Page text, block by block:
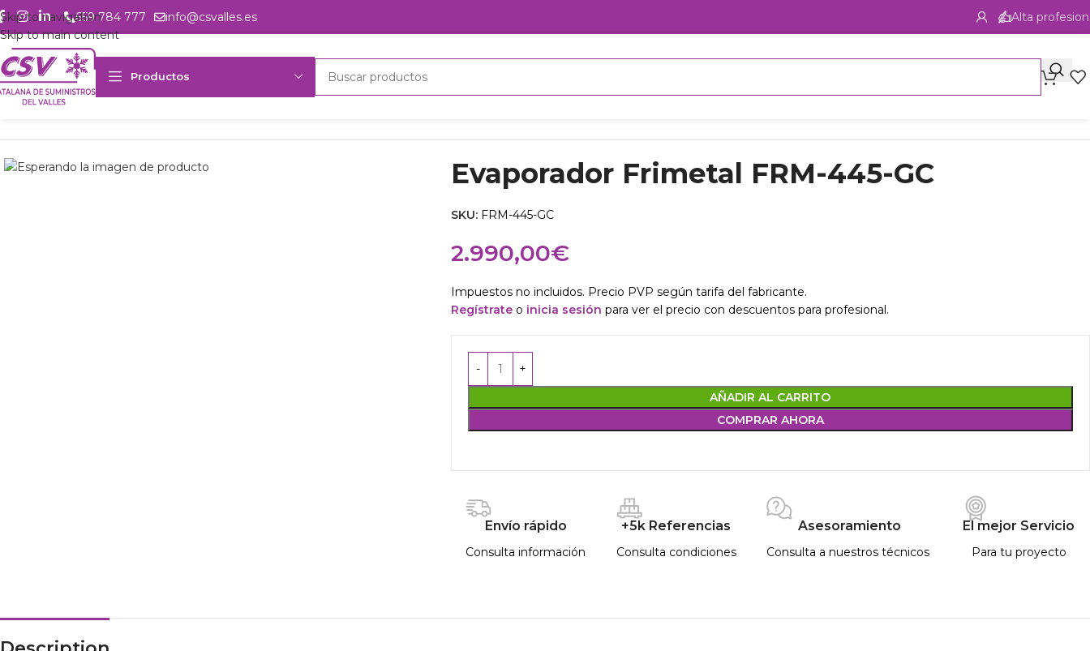
Skip to navigation
Skip to main content
659 784 777 info@csvalles.es Alta
Productos
Inicio Productos
Evaporador Frimetal FRM-445-GC
SKU: FRM-445-GC
2.990,00€
Impuestos no incluidos. Precio PVP según tarifa del fabricante.
Regístrateo inicia sesión para ver el precio con descuentos para profesional.
AÑADIR AL CARRITO
COMPRAR AHORA
Envío rápido
Consulta información
+5k Referencias
Consulta condiciones
Asesoramiento
Consulta a nuestros técnicos
El mejor Servicio
Para tu proyecto